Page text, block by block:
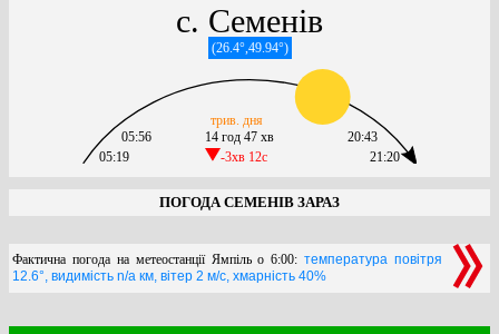
с. Семенів
(26.4°,49.94°)
05:19
05:56
14 год 47 хв
-3хв 12c
трив. дня
21:20
20:43
ПОГОДА СЕМЕНІВ ЗАРАЗ
Фактична погода на метеостанції Ямпіль о 6:00:температура повітря
12.6°, видимість n/a км, вітер 2 м/с, хмарність 40%